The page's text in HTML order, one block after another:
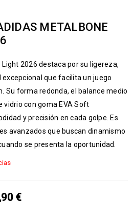
METALBONE
2026 destaca por su ligereza,
que facilita un juego
Su forma redonda, el balance medio
vidrio con goma EVA Soft
y precisión en cada golpe. Es
avanzados que buscan dinamismo
se presenta la oportunidad.
€